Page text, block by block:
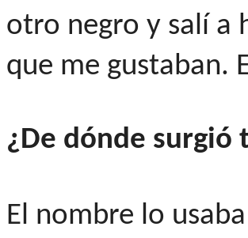
otro negro y salí a
que me gustaban.
¿De dónde surgió
El nombre lo